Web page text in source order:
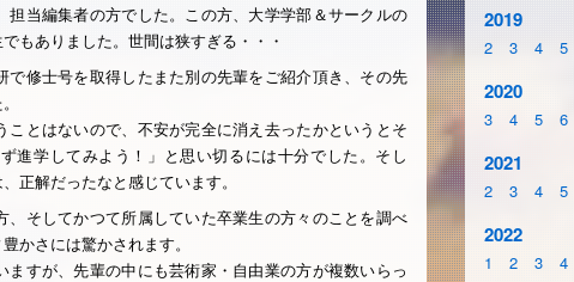
当編集者の方でした。この方、大学学部＆サークルの
もありました。世間は狭すぎる・・・
修士号を取得したまた別の先輩をご紹介頂き、その先
とはないので、不安が完全に消え去ったかというとそ
進学してみよう！」と思い切るには十分でした。そし
正解だったなと感じています。
、そしてかつて所属していた卒業生の方々のことを調べ
かさには驚かされます。
すが、先輩の中にも芸術家・自由業の方が複数いらっ
2019
2 3 4 5
2020
3 4 5 6
2021
2 3 4 5
2022
1 2 3 4